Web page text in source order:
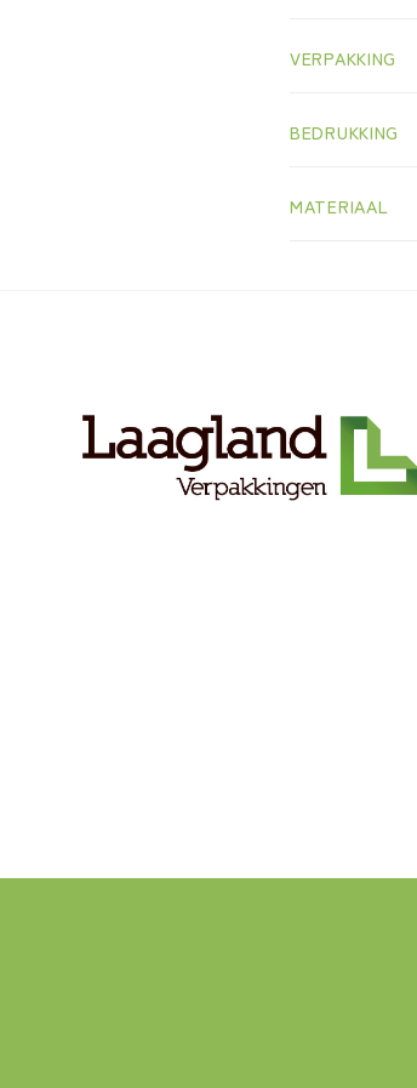
VERPAKKING
BEDRUKKING
MATERIAAL